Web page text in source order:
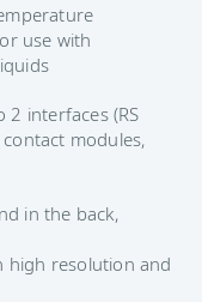
use with
interfaces (RS
modules,
in the back,
high resolution and